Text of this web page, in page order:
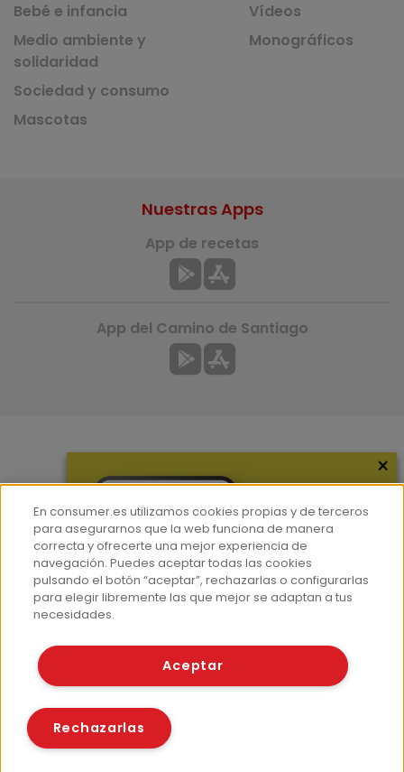
Bebé e infancia
Medio ambiente y
solidaridad
Sociedad y consumo
Mascotas
Vídeos
Monográficos
Hemeroteca
Contacto
Prensa
Corpus Lingüístico Consumer
Nuestras Apps
App de recetas
App del Camino de Santiago
© Fundación EROSKI
Políticas de cookies
×
En consumer.es utilizamos cookies propias y de terceros
para asegurarnos que la web funciona de manera
correcta y ofrecerte una mejor experiencia de
navegación. Puedes aceptar todas las cookies
pulsando el botón “aceptar”, rechazarlas o configurarlas
para elegir libremente las que mejor se adaptan a tus
necesidades.
Aceptar
Rechazarlas